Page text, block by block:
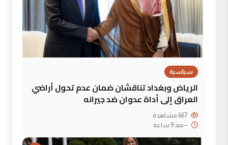
سياسية
الرياض وبغداد تناقشان ضمان عدم تحول أراضي
العراق إلى أداة عدوان ضد جيرانه
--منذ 9 ساعة